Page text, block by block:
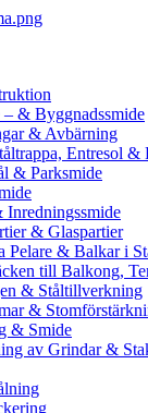
– & Byggnadssmide
& Avbärning
Entresol &
& Parksmide
Inredningssmide
& Glaspartier
Pelare & Balkar i
till Balkong,
& Ståltillverkning
&
& Smide
av Grindar &